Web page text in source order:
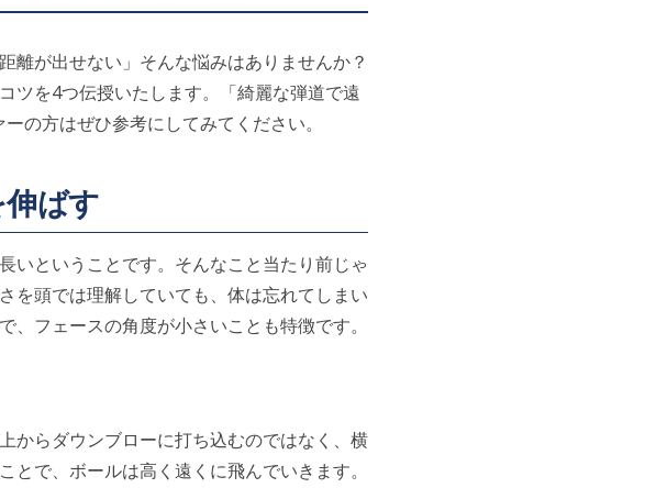
離が出せない」そんな悩みはありませんか？
ツを4つ伝授いたします。「綺麗な弾道で遠
の方はぜひ参考にしてみてください。
伸ばす
いということです。そんなこと当たり前じゃ
を頭では理解していても、体は忘れてしまい
フェースの角度が小さいことも特徴です。
からダウンブローに打ち込むのではなく、横
で、ボールは高く遠くに飛んでいきます。